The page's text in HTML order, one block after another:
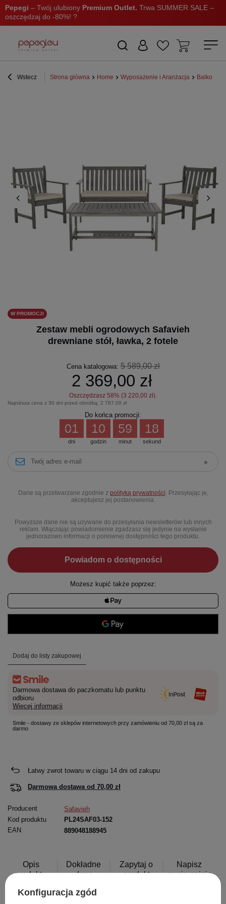
Pepegi – Twój ulubiony Premium Outlet. Trwa SUMMER SALE –
oszczędzaj do -80%! ?
Wstecz Strona główna Home Wyposażenie i Aranżacja Balkon i
W PROMOCJI
Zestaw mebli ogrodowych Safavieh
drewniane stół, ławka, 2 fotele
Cena katalogowa:5 589,00 zł
2 369,00 zł
Oszczędzasz 58% (3 220,00 zł).
Najniższa cena z 30 dni przed obniżką: 2 787,00 zł
Do końca promocji:
dni
01
godzin
10
minut
59
sekund
18
Dane są przetwarzane zgodnie z polityką prywatności . Przesyłając je,
akceptujesz jej postanowienia.
Powyższe dane nie są używane do przesyłania newsletterów lub innych
reklam. Włączając powiadomienie zgadzasz się jedynie na wysłanie
jednorazowo informacji o ponownej dostępności tego produktu.
Powiadom o dostępności
Możesz kupić także poprzez:
Dodaj do listy zakupowej
Darmowa dostawa do paczkomatu lub punktu
odbioru
Więcej informacji
Smile - dostawy ze sklepów internetowych przy zamówieniu od 70,00 zł są za
darmo
Łatwy zwrot towaru w ciągu 14 dni od zakupu
Darmowa dostawa od 70,00 zł
Producent
Safavieh
Kod produktu
PL24SAF03-152
EAN
889048188945
Opis
produktu
Dokładne
dane
Zapytaj o
produkt
Napisz
swoją opinię
Konfiguracja zgód